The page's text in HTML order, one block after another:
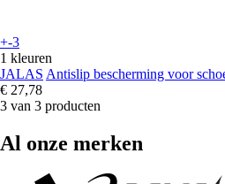
+-3
1 kleuren
JALAS Antislip bescherming voor
€ 27,78
3 van 3 producten
Al onze merken